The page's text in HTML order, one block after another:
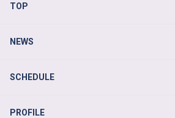
TOP
NEWS
SCHEDULE
PROFILE